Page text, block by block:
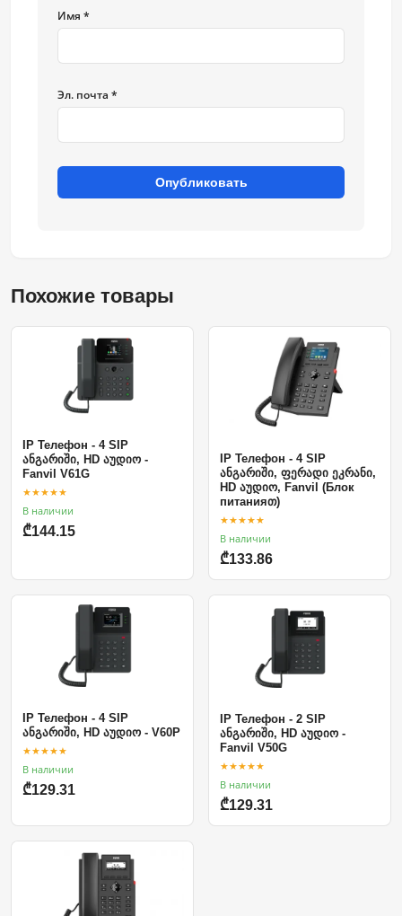
Имя *
Эл. почта *
Опубликовать
Похожие товары
IP Телефон - 4 SIP
ანგარიში, HD აუდიო -
Fanvil V61G
★★★★★
В наличии
₾144.15
IP Телефон - 4 SIP
ანგარიში, ფერადი ეკრანი,
HD აუდიო, Fanvil (Блок
питанияთ)
★★★★★
В наличии
₾133.86
IP Телефон - 4 SIP
ანგარიში, HD აუდიო - V60P
★★★★★
В наличии
₾129.31
IP Телефон - 2 SIP
ანგარიში, HD აუდიო -
Fanvil V50G
★★★★★
В наличии
₾129.31